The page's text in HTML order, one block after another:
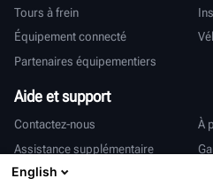
Tours à frein
Équipement connecté
Partenaires équipementiers
Aide et support
Contactez-nous
À
Assistance supplémentaire
International
English